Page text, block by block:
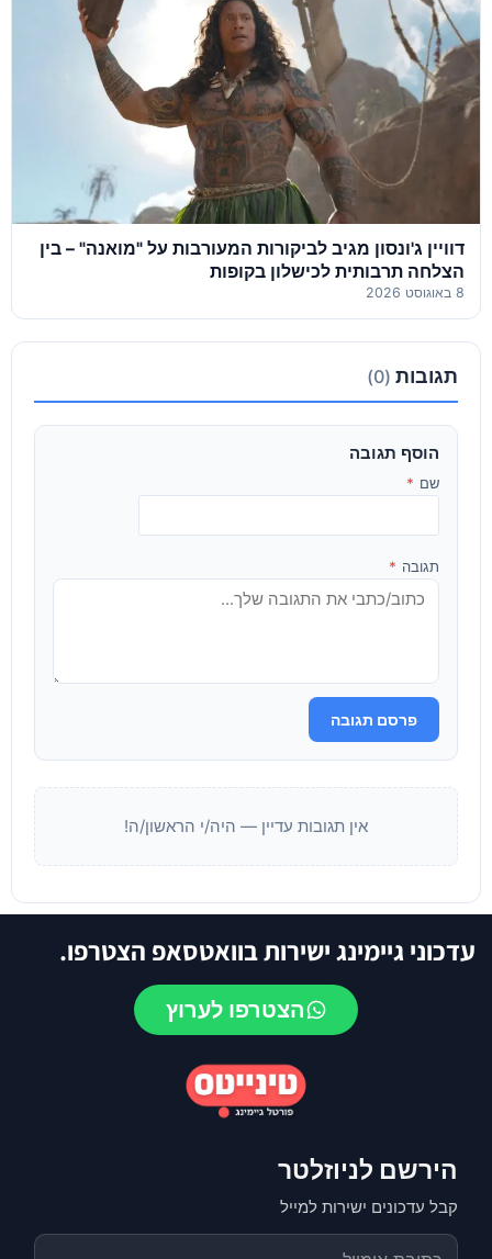
דוויין ג'ונסון מגיב לביקורות המעורבות על "מואנה" – בין
הצלחה תרבותית לכישלון בקופות
8 באוגוסט 2026
תגובות (0)
הוסף תגובה
שם *
תגובה *
פרסם תגובה
אין תגובות עדיין — היה/י הראשון/ה!
עדכוני גיימינג ישירות בוואטסאפ הצטרפו.
הצטרפו לערוץ
הירשם לניוזלטר
קבל עדכונים ישירות למייל